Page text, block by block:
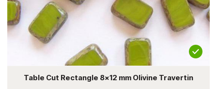
Table Cut Rectangle 8x12 mm Olivine Travertin